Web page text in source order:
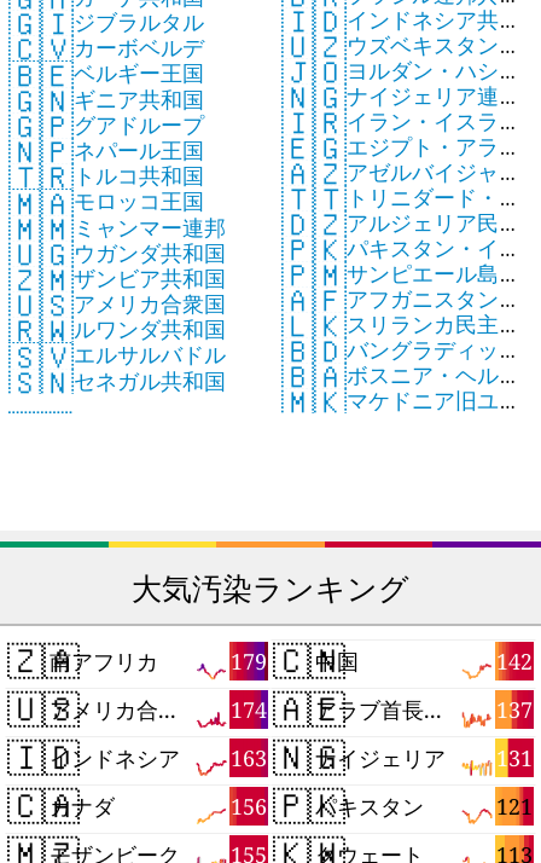
🇬🇮ジブラルタル
🇨🇻カーボベルデ
🇧🇪ベルギー王国
🇬🇳ギニア共和国
🇬🇵グアドループ
🇳🇵ネパール王国
🇹🇷 トルコ共和国
🇲🇦モロッコ王国
🇲🇲ミャンマー連邦
🇺🇬ウガンダ共和国
🇿🇲ザンビア共和国
🇺🇸アメリカ合衆国
🇷🇼ルワンダ共和国
🇸🇻エルサルバドル
🇸🇳セネガル共和国
国
🇮🇩インドネシア共和
国
🇺🇿ウズベキスタン共
和国
🇯🇴ヨルダン・ハシミ
テ王国
🇳🇬ナイジェリア連邦
共和国
🇮🇷イラン・イスラム
共和国
🇪🇬エジプト・アラブ
共和国
🇦🇿アゼルバイジャン
共和国
🇹🇹 トリニダード・ト
バゴ共和国
🇩🇿アルジェリア民主
人民共和国
🇵🇰パキスタン・イス
ラム共和国
🇵🇲サンピエール島・
ミクロン島
🇦🇫アフガニスタン・
イスラム国
🇱🇰スリランカ民主社
会主義共和国
🇧🇩バングラディッシ
ュ人民共和国
🇧🇦ボスニア・ヘルツ
ェゴビナ共和国
🇲🇰マケドニア旧ユー
大気汚染ランキング
🇿🇦 179
南アフリカ
🇺🇸 174
アメリカ合衆国
🇮🇩 163
インドネシア
🇨🇦 156
カナダ
155
モザンビーク
🇨🇳 142
中国
🇦🇪 137
アラブ首長国連邦
🇳🇬 131
ナイジェリア
🇵🇰 121
パキスタン
113
クウェート